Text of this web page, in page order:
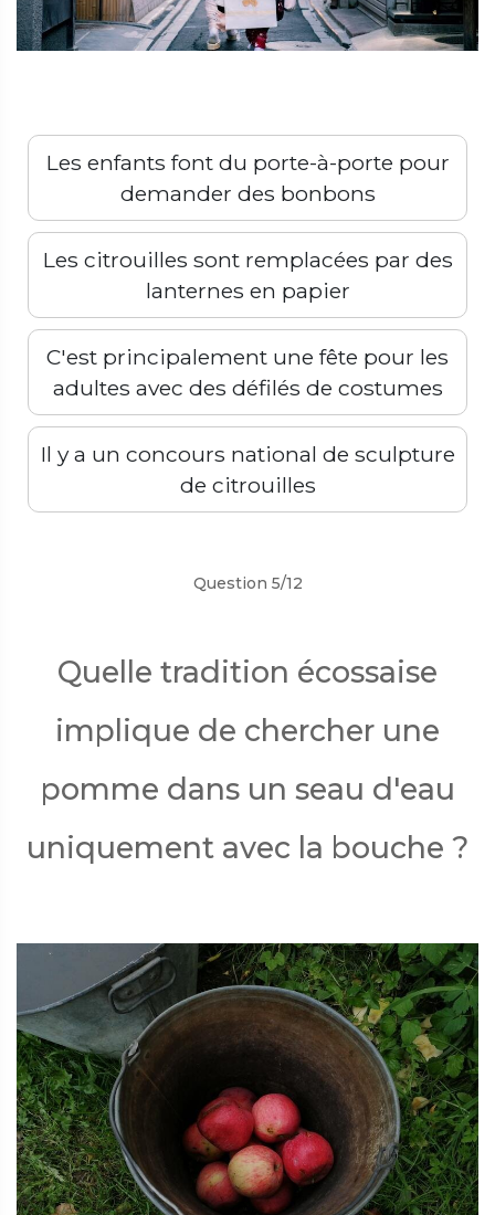
Les enfants font du porte-à-porte pour
demander des bonbons
Les citrouilles sont remplacées par des
lanternes en papier
C'est principalement une fête pour les
adultes avec des défilés de costumes
Il y a un concours national de sculpture
de citrouilles
Précédent Suivant
Question 5/12
Quelle tradition écossaise
implique de chercher une
pomme dans un seau d'eau
uniquement avec la bouche ?